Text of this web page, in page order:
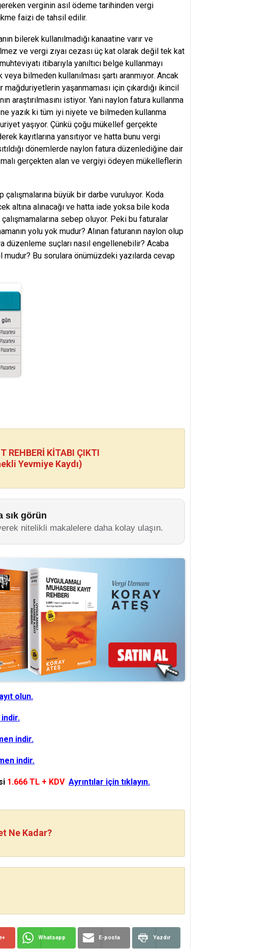
verginin asıl ödeme tarihinden vergi
faizi de tahsil edilir.
bilerek kullanılmadığı kanaatine varır ve
ve vergi zıyaı cezası üç kat olarak değil tek kat
itibarıyla yanıltıcı belge kullanmayı
bilmeden kullanılması şartı aranmıyor. Ancak
yaşanmaması için çıkardığı ikincil
araştırılmasını istiyor. Yani naylon fatura kullanma
ne yazık ki tüm iyi niyete ve bilmeden kullanma
yaşıyor. Çünkü çoğu mükellef gerçekte
kayıtlarına yansıtıyor ve hatta bunu vergi
dönemlerde naylon fatura düzenlediğine dair
gerçekten alan ve vergiyi ödeyen mükelleflerin
büyük bir darbe vuruluyor. Koda
altına alınacağı ve hatta iade yoksa bile koda
sebep oluyor. Peki bu faturalar
yolu yok mudur? Alınan faturanın naylon olup
düzenleme suçları nasıl engellenebilir? Acaba
Bu sorulara önümüzdeki yazılarda cevap
REHBERİ KİTABI ÇIKTI
Yevmiye Kaydı)
sık görün
nitelikli makalelere daha kolay ulaşın.
olun.
indir.
indir.
1.666 TL + KDV Ayrıntılar için tıklayın.
Ne Kadar?
Whatsapp E-posta Yazdır